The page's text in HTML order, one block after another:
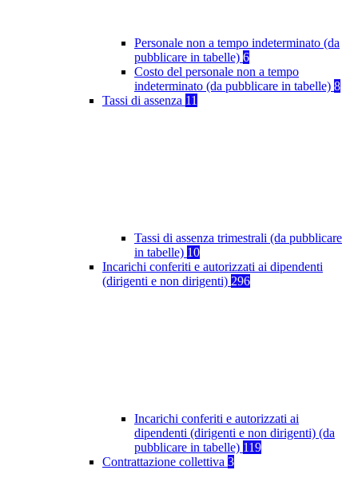
Personale non a tempo indeterminato (da
pubblicare in tabelle) 6
Costo del personale non a tempo
indeterminato (da pubblicare in tabelle) 8
Tassi di assenza 11
Tassi di assenza trimestrali (da pubblicare
in tabelle) 10
Incarichi conferiti e autorizzati ai dipendenti
(dirigenti e non dirigenti) 296
Incarichi conferiti e autorizzati ai
dipendenti (dirigenti e non dirigenti) (da
pubblicare in tabelle) 119
Contrattazione collettiva 3